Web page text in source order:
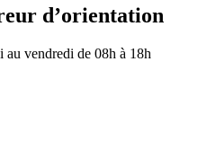
d’orientation
au vendredi de 08h à 18h